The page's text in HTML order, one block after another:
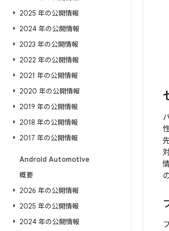
2025 年の公開情報
2024 年の公開情報
2023 年の公開情報
2022 年の公開情報
2021 年の公開情報
2020 年の公開情報
2019 年の公開情報
2018 年の公開情報
2017 年の公開情報
Android Automotive
概要
2026 年の公開情報
2025 年の公開情報
2024 年の公開情報